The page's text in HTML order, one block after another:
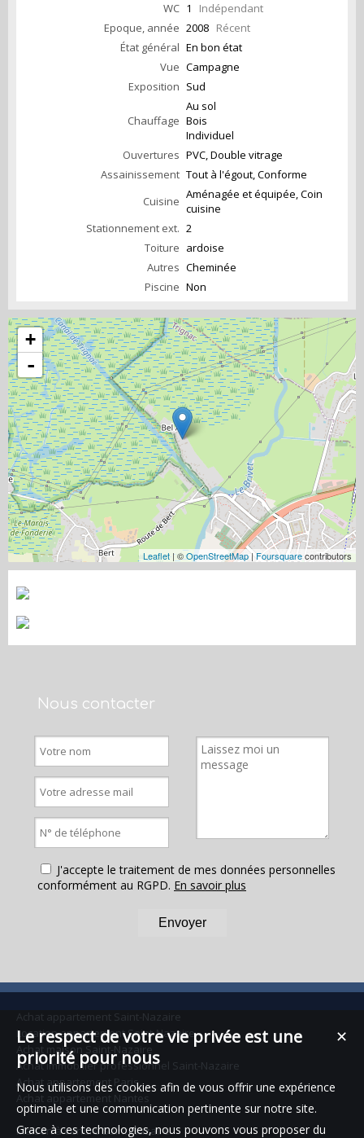
WC 1 Indépendant
Epoque, année 2008 Récent
État général En bon état
Vue Campagne
Exposition Sud
Chauffage
Au sol
Bois
Individuel
Ouvertures PVC, Double vitrage
Assainissement Tout à l'égout, Conforme
Cuisine Aménagée et équipée, Coin
cuisine
Stationnement ext. 2
Toiture ardoise
Autres Cheminée
Piscine Non
+
-
Leaflet| ©OpenStreetMap | Foursquarecontributors
Nous contacter
J'accepte le traitement de mes données personnelles
conformément au RGPD. En savoir plus
Achat appartement Saint-Nazaire
Location appartement Saint-Nazaire
Achat maison Saint-Nazaire
Achat immobilier professionnel Saint-Nazaire
Achat appartement Paris
Achat appartement Nantes
Maison à vendre Saint-Nazaire
✕
Le respect de votre vie privée est une
priorité pour nous
Nous utilisons des cookies afin de vous offrir une expérience
optimale et une communication pertinente sur notre site.
Grace à ces technologies, nous pouvons vous proposer du